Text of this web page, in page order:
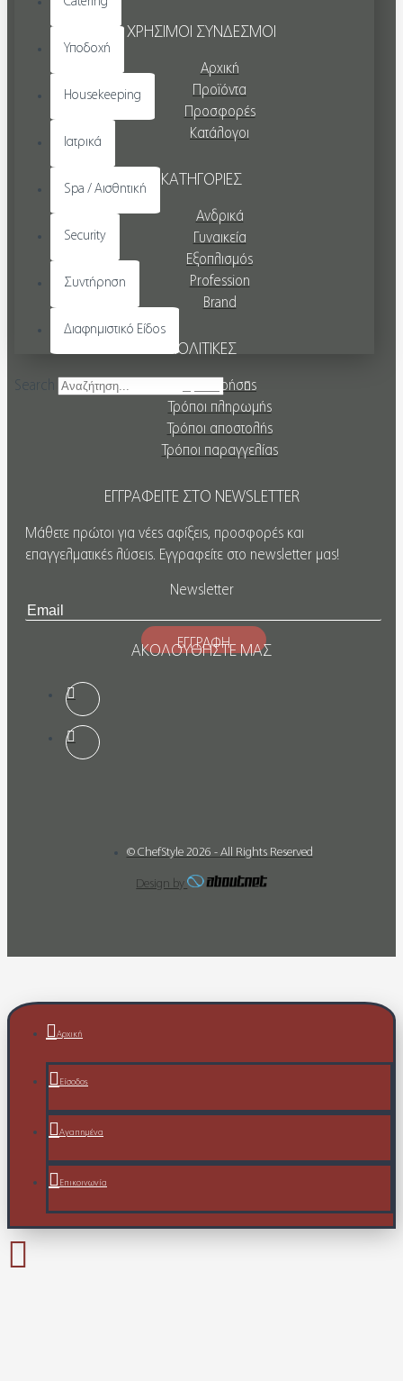
Υποδοχή
Housekeeping
Ιατρικά
Spa / Αισθητική
Security
Συντήρηση
Διαφημιστικό Είδος
Search
ΧΡΗΣΙΜΟΙ ΣΥΝΔΕΣΜΟΙ
Αρχική
Προϊόντα
Προσφορές
Κατάλογοι
ΚΑΤΗΓΟΡΙΕΣ
Ανδρικά
Γυναικεία
Εξοπλισμός
Profession
Brand
ΠΟΛΙΤΙΚΕΣ
Όροι χρήσης
Τρόποι πληρωμής
Τρόποι αποστολής
Τρόποι παραγγελίας
ΕΓΓΡΑΦΕΙΤΕ ΣΤΟ NEWSLETTER
Μάθετε πρώτοι για νέες αφίξεις, προσφορές και
επαγγελματικές λύσεις. Εγγραφείτε στο newsletter μας!
Newsletter
ΕΓΓΡΑΦΗ
ΑΚΟΛΟΥΘΗΣΤΕ ΜΑΣ
© ChefStyle 2026 - All Rights Reserved
Design by
Αρχική
Είσοδος
Αγαπημένα
Επικοινωνία